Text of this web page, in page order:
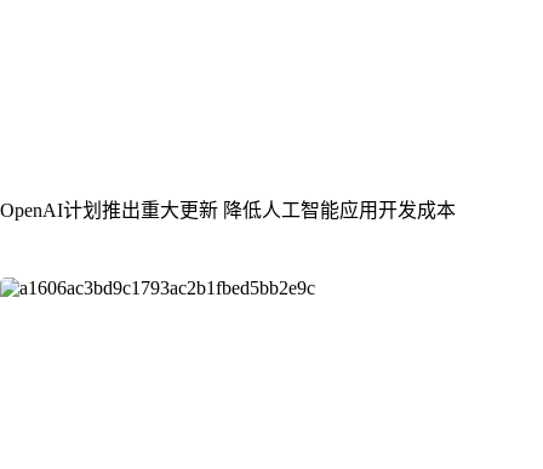
OpenAI计划推出重大更新 降低人工智能应用开发成本